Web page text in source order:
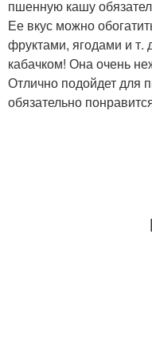
пшенную кашу
Ее вкус можно
фруктами, ягодами и т.
кабачком! Она очень
Отлично подойдет для
обязательно